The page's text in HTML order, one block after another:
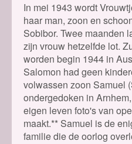
In mei 1943 wordt
haar man, zoon en
Sobibor. Twee maanden
zijn vrouw hetzelfde lot.
worden begin 1944 in
Salomon had geen
volwassen zoon Samuel
ondergedoken in
eigen leven foto's van
maakt.** Samuel is de
familie die de oorlog